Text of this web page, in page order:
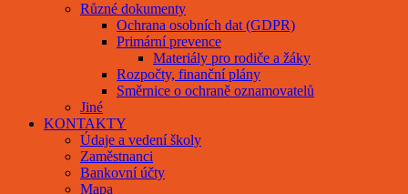
Různé dokumenty
Ochrana osobních dat (GDPR)
Primární prevence
Materiály pro rodiče a žáky
Rozpočty, finanční plány
Směrnice o ochraně oznamovatelů
Jiné
KONTAKTY
Údaje a vedení školy
Zaměstnanci
Bankovní účty
Mapa